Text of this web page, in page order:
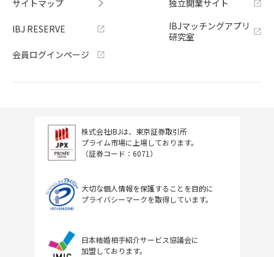
サイトマップ
IBJ RESERVE
会員ログインページ
独立開業サイト
IBJマッチングアプリ
研究室
株式会社IBJは、東京証券取引所
プライム市場に上場しております。
（証券コード：6071）
大切な個人情報を保護することを目的に
プライバシーマークを取得しています。
日本結婚相手紹介サービス協議会に
加盟しております。